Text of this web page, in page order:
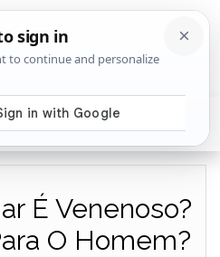
É Venenoso?
O Homem?